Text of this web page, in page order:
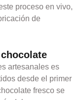
proceso en vivo,
de
artesanales es
desde el primer
fresco se